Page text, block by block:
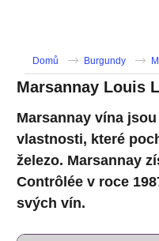
Domů Burgundy
Marsannay Louis
Marsannay vína
vlastnosti, které
železo. Marsannay
Contrôlée v roce
svých vín.